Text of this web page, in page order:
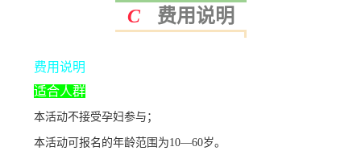
C费用说明
费用说明
适合人群
本活动不接受孕妇参与；
本活动可报名的年龄范围为10—60岁。